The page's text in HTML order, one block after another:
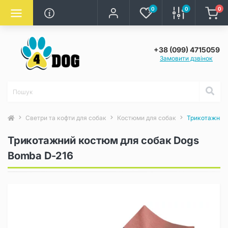
0 0 0
+38 (099) 4715059
Замовити дзвінок
Светри та кофти для собак Костюми для собак
Трикотажний костюм для собак Dogs
Bomba D-216